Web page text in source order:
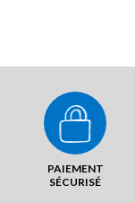
PAIEMENT
SÉCURISÉ